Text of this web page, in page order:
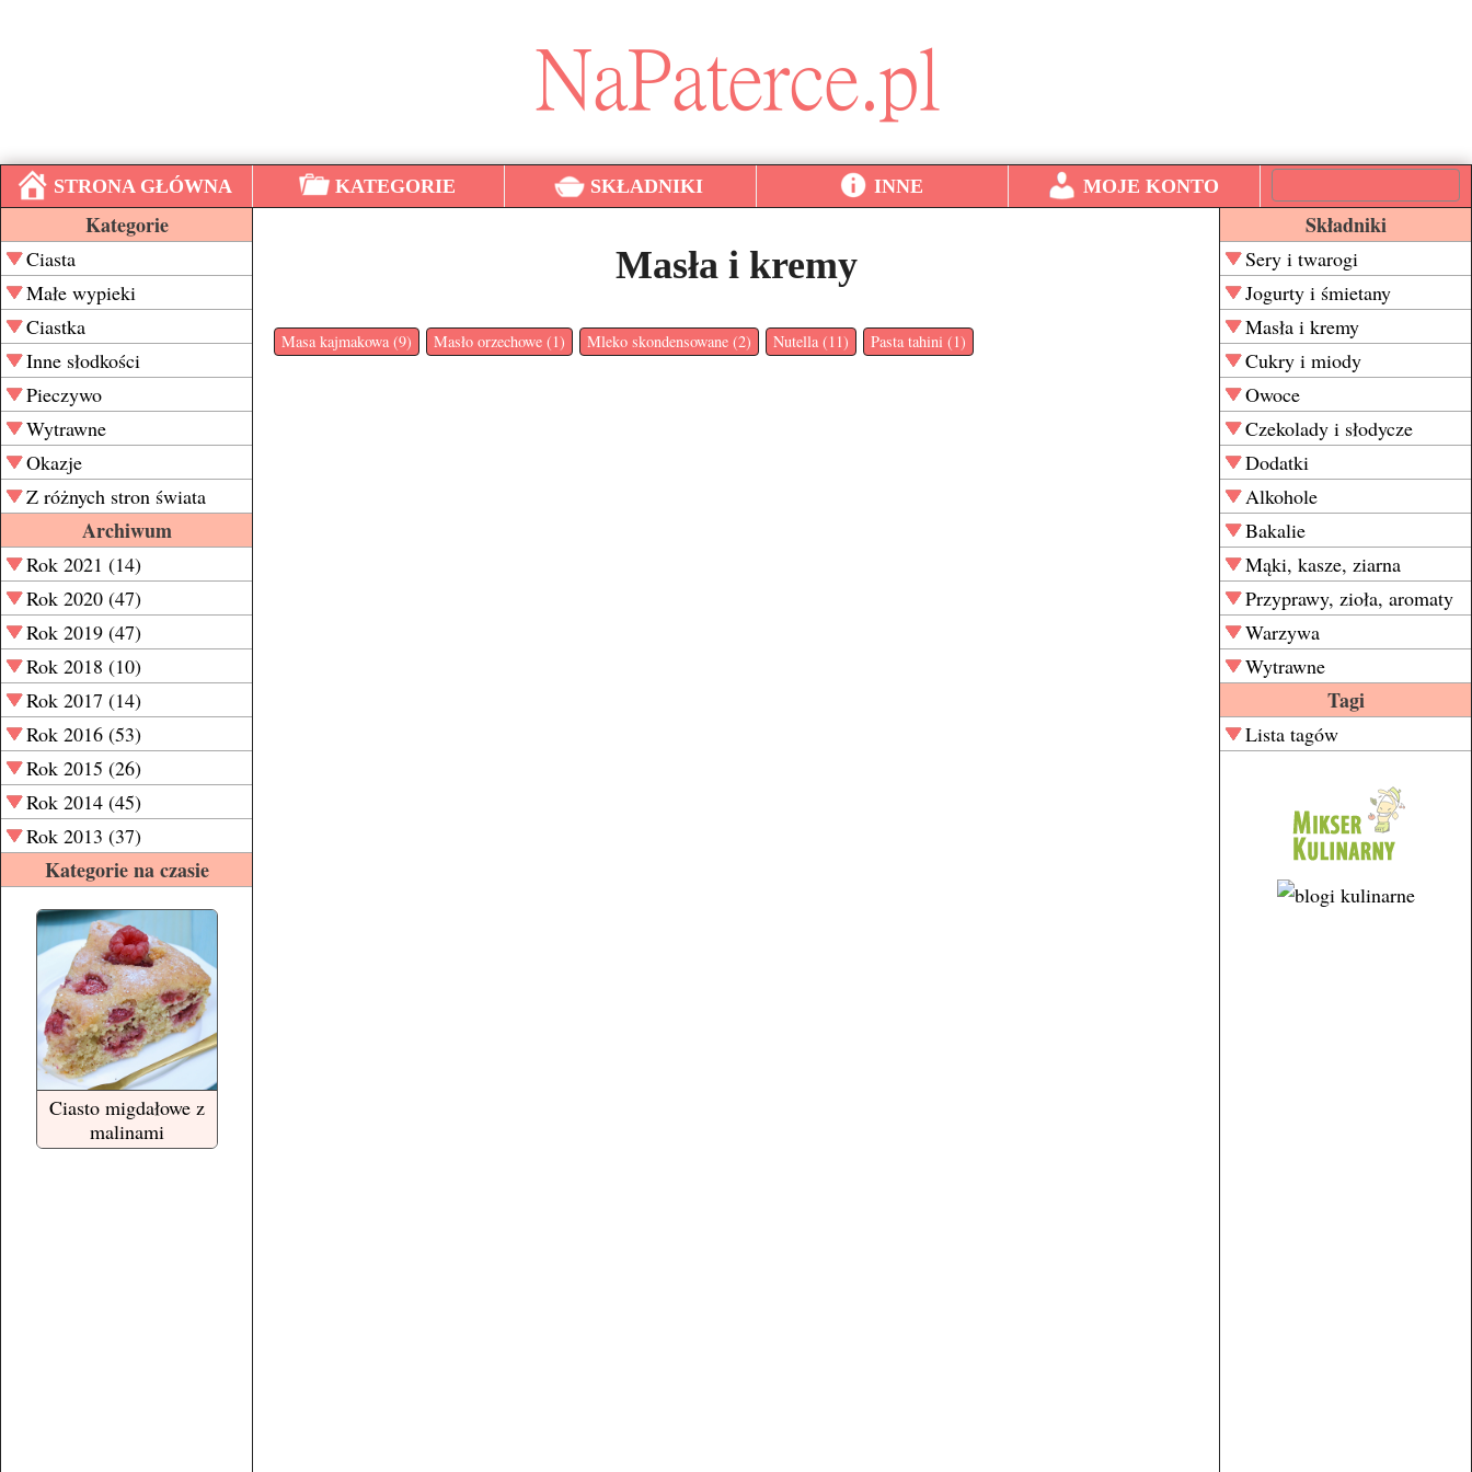
STRONA GŁÓWNA KATEGORIE SKŁADNIKI INNE MOJE KONTO
Kategorie
Ciasta
Małe wypieki
Ciastka
Inne słodkości
Pieczywo
Wytrawne
Okazje
Z różnych stron świata
Archiwum
Rok 2021 (14)
Rok 2020 (47)
Rok 2019 (47)
Rok 2018 (10)
Rok 2017 (14)
Rok 2016 (53)
Rok 2015 (26)
Rok 2014 (45)
Rok 2013 (37)
Kategorie na czasie
Ciasto migdałowe z
malinami
Składniki
Sery i twarogi
Jogurty i śmietany
Masła i kremy
Cukry i miody
Owoce
Czekolady i słodycze
Dodatki
Alkohole
Bakalie
Mąki, kasze, ziarna
Przyprawy, zioła, aromaty
Warzywa
Wytrawne
Tagi
Lista tagów
Masła i kremy
Masa kajmakowa (9) Masło orzechowe (1) Mleko skondensowane (2) Nutella (11) Pasta tahini (1)